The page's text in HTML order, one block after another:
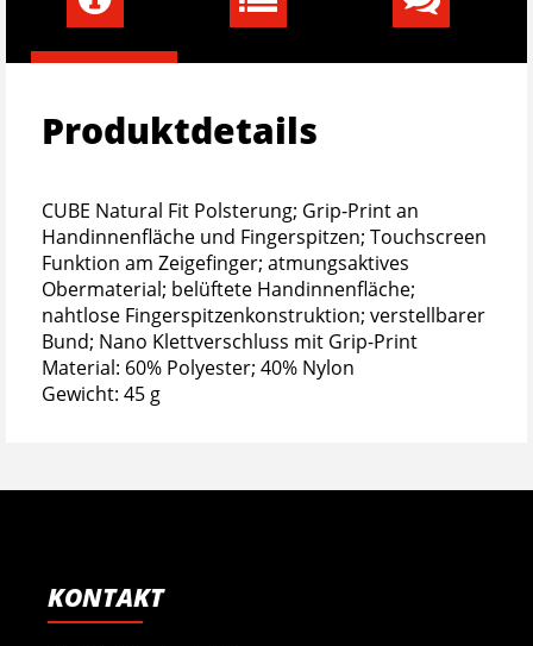
Produktdetails
CUBE Natural Fit Polsterung; Grip-Print an
Handinnenfläche und Fingerspitzen; Touchscreen
Funktion am Zeigefinger; atmungsaktives
Obermaterial; belüftete Handinnenfläche;
nahtlose Fingerspitzenkonstruktion; verstellbarer
Bund; Nano Klettverschluss mit Grip-Print
Material: 60% Polyester; 40% Nylon
Gewicht: 45 g
KONTAKT